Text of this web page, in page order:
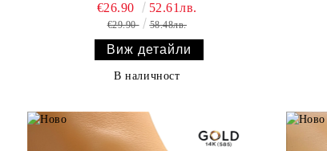
€26.90 52.61лв.
€29.90 58.48лв.
Виж детайли
В наличност